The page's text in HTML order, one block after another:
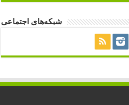
شبکه‌های اجتماعی